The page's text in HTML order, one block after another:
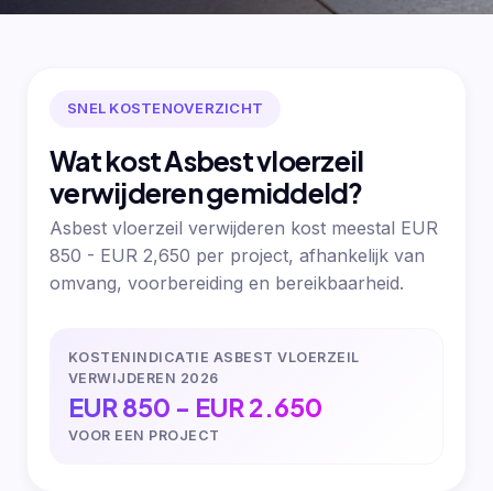
SNEL KOSTENOVERZICHT
Wat kost Asbest vloerzeil
verwijderen gemiddeld?
Asbest vloerzeil verwijderen kost meestal EUR
850 - EUR 2,650 per project, afhankelijk van
omvang, voorbereiding en bereikbaarheid.
KOSTENINDICATIE ASBEST VLOERZEIL
VERWIJDEREN 2026
EUR 850 - EUR 2.650
VOOR EEN PROJECT